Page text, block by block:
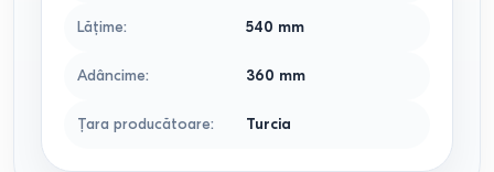
Lăţime: 540 mm
Adâncime: 360 mm
Țara producătoare: Turcia